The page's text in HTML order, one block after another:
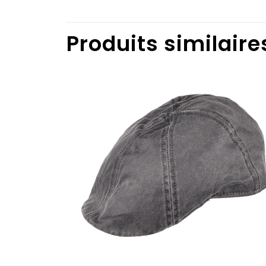
Produits